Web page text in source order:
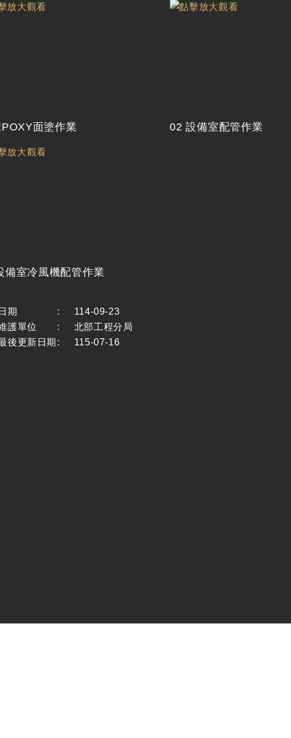
面塗作業 02 設備室配管作業
備室冷風機配管作業
期 :
114-09-23
護單位
:
北部工程分局
後更新日期 : 115-07-16